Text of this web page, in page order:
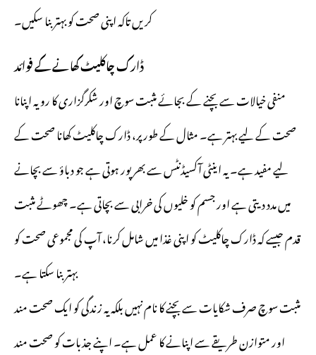
کریں تاکہ اپنی صحت کو بہتر بنا سکیں۔
ڈارک چاکلیٹ کھانے کے فوائد
منفی خیالات سے بچنے کے بجائے مثبت سوچ اور شکرگزاری کا رویہ اپنانا
صحت کے لیے بہتر ہے۔ مثال کے طور پر، ڈارک چاکلیٹ کھانا صحت کے
لیے مفید ہے۔ یہ اینٹی آکسیڈنٹس سے بھرپور ہوتی ہے جو دباؤ سے بچانے
میں مدد دیتی ہے اور جسم کو خلیوں کی خرابی سے بچاتی ہے۔ چھوٹے مثبت
قدم جیسے کہ ڈارک چاکلیٹ کو اپنی غذا میں شامل کرنا، آپ کی مجموعی صحت کو
بہتر بنا سکتا ہے۔
مثبت سوچ صرف شکایات سے بچنے کا نام نہیں بلکہ یہ زندگی کو ایک صحت مند
اور متوازن طریقے سے اپنانے کا عمل ہے۔ اپنے جذبات کو صحت مند